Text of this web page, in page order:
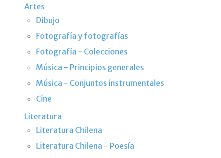
Artes
Dibujo
Fotografía y fotografías
Fotografía - Colecciones
Música - Principios generales
Música - Conjuntos instrumentales
Cine
Literatura
Literatura Chilena
Literatura Chilena - Poesía